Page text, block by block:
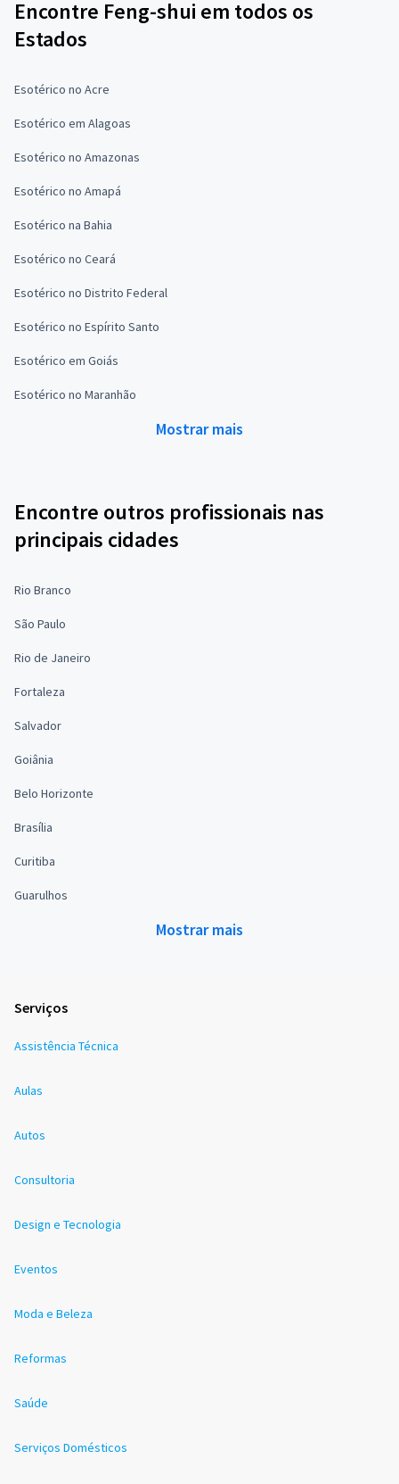
Encontre Feng-shui em todos os
Estados
Esotérico no Acre
Esotérico em Alagoas
Esotérico no Amazonas
Esotérico no Amapá
Esotérico na Bahia
Esotérico no Ceará
Esotérico no Distrito Federal
Esotérico no Espírito Santo
Esotérico em Goiás
Esotérico no Maranhão
Mostrar mais
Encontre outros profissionais nas
principais cidades
Rio Branco
São Paulo
Rio de Janeiro
Fortaleza
Salvador
Goiânia
Belo Horizonte
Brasília
Curitiba
Guarulhos
Mostrar mais
Serviços
Assistência Técnica
Aulas
Autos
Consultoria
Design e Tecnologia
Eventos
Moda e Beleza
Reformas
Saúde
Serviços Domésticos